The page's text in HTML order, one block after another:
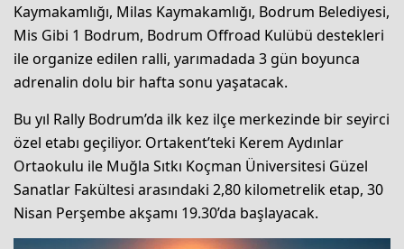
Kaymakamlığı, Milas Kaymakamlığı, Bodrum Belediyesi,
Mis Gibi 1 Bodrum, Bodrum Offroad Kulübü destekleri
ile organize edilen ralli, yarımadada 3 gün boyunca
adrenalin dolu bir hafta sonu yaşatacak.
Bu yıl Rally Bodrum’da ilk kez ilçe merkezinde bir seyirci
özel etabı geçiliyor. Ortakent’teki Kerem Aydınlar
Ortaokulu ile Muğla Sıtkı Koçman Üniversitesi Güzel
Sanatlar Fakültesi arasındaki 2,80 kilometrelik etap, 30
Nisan Perşembe akşamı 19.30’da başlayacak.